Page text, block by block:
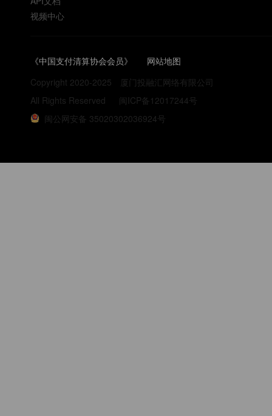
视频中心
《中国支付清算协会会员》
网站地图
Copyright 2020-2025 厦门投融汇网络有限公司
All Rights Reserved 闽ICP备12017244号
闽公网安备 35020302036924号